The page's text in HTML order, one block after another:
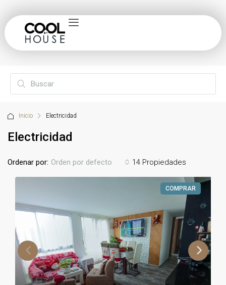
Inicio Electricidad
Electricidad
14 Propiedades
Ordenar por: Orden por defecto
COMPRAR